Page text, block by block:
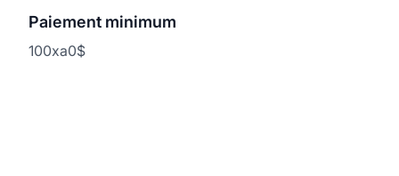
Paiement minimum
100xa0$